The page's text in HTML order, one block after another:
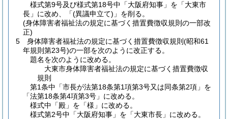
様式第9号及び様式第18号中「大阪府知事」を「大東市
長」に改め、「(異議申立て) 」を削る。
(身体障害者福祉法の規定に基づく措置費徴収規則の一部改
正)
5
身体障害者福祉法の規定に基づく措置費徴収規則 (昭和61
年規則第23号)の一部を次のように改正する。
題名を次のように改める。
大東市身体障害者福祉法の規定に基づく措置費徴収
規則
第1条中「市長が法第18条第1項第3号又は同条第2項」を
「法第18条第4項第3号」に改める。
様式中「殿」を「様」に改める。
様式第2号中「大阪府知事」を「大東市長」に改める。